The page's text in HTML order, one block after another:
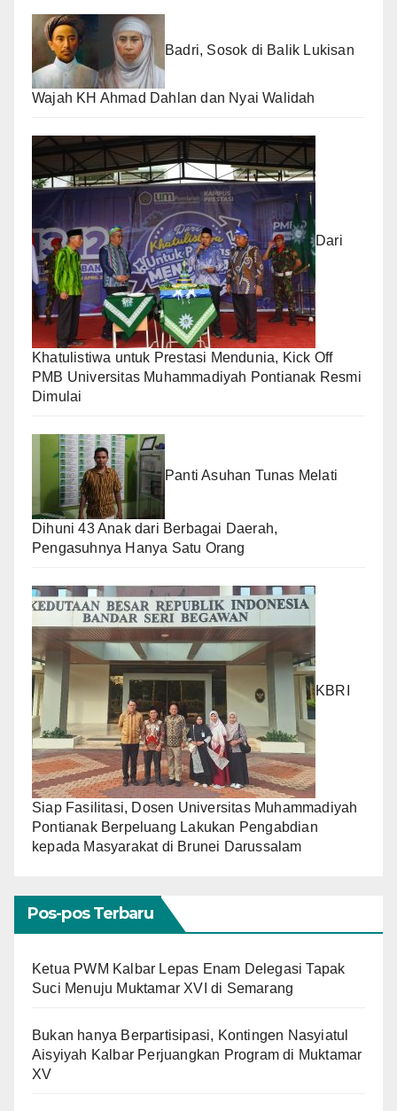
Badri, Sosok di Balik Lukisan
Wajah KH Ahmad Dahlan dan Nyai Walidah
Dari
Khatulistiwa untuk Prestasi Mendunia, Kick Off
PMB Universitas Muhammadiyah Pontianak Resmi
Dimulai
Panti Asuhan Tunas Melati
Dihuni 43 Anak dari Berbagai Daerah,
Pengasuhnya Hanya Satu Orang
KBRI
Siap Fasilitasi, Dosen Universitas Muhammadiyah
Pontianak Berpeluang Lakukan Pengabdian
kepada Masyarakat di Brunei Darussalam
Pos-pos Terbaru
Ketua PWM Kalbar Lepas Enam Delegasi Tapak
Suci Menuju Muktamar XVI di Semarang
Bukan hanya Berpartisipasi, Kontingen Nasyiatul
Aisyiyah Kalbar Perjuangkan Program di Muktamar
XV